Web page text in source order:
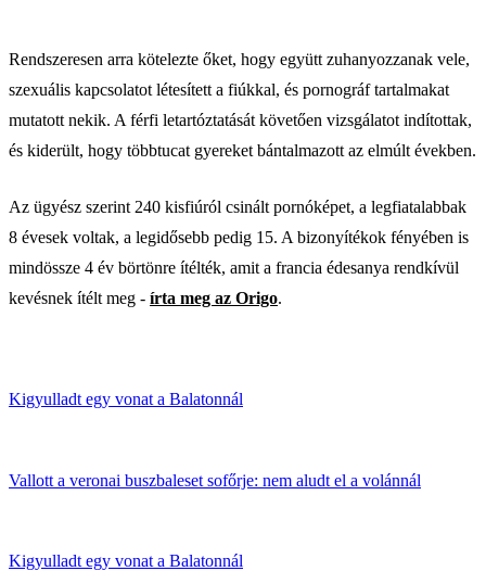
Rendszeresen arra kötelezte őket, hogy együtt zuhanyozzanak vele,
szexuális kapcsolatot létesített a fiúkkal, és pornográf tartalmakat
mutatott nekik. A férfi letartóztatását követően vizsgálatot indítottak,
és kiderült, hogy többtucat gyereket bántalmazott az elmúlt években.
Az ügyész szerint 240 kisfiúról csinált pornóképet, a legfiatalabbak
8 évesek voltak, a legidősebb pedig 15. A bizonyítékok fényében is
mindössze 4 év börtönre ítélték, amit a francia édesanya rendkívül
kevésnek ítélt meg - írta meg az Origo.
Kigyulladt egy vonat a Balatonnál
Vallott a veronai buszbaleset sofőrje: nem aludt el a volánnál
Kigyulladt egy vonat a Balatonnál